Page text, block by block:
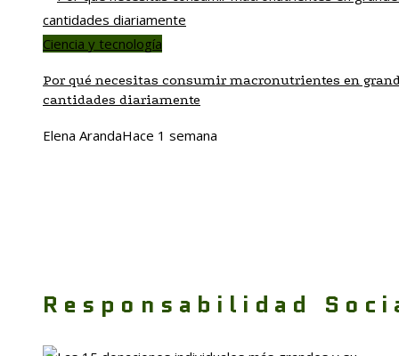
Ciencia y tecnología
Por qué necesitas consumir macronutrientes en
cantidades diariamente
Elena ArandaHace 1 semana
Responsabilidad